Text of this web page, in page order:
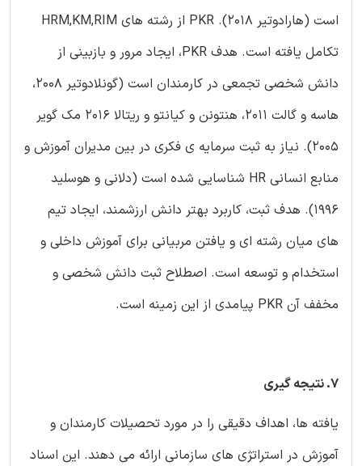
است (هارادوتیر 2018). PKR از رشته های HRM,KM,RIM
تکامل یافته است. هدف PKR، ایجاد مرور و بازبینی از
دانش شخصی تجمعی در کارمندان است (گونلادوتیر 2008،
هاسه و گالت 2011، هنتونن و کیانتو و ریتالا 2016 مک گویر
2005). نیاز به ثبت سرمایه ی فکری در بین مدیران آموزش و
منابع انسانی HR شناسایی شده است (دلانی و هوسلید
1996). هدف ثبت، کاربرد بهتر دانش ارزشمند، ایجاد تیم
های میان رشته ای و یافتن مربیانی برای آموزش داخلی و
استخدام و توسعه است. اصطلاح ثبت دانش شخصی و
مخفف آن PKR پیامدی از این زمینه است.
7. نتیجه گیری
یافته ها، اهداف دقیقی را در مورد تحصیلات کارمندان و
آموزش در استراتژی های سازمانی ارائه می دهند. این اسناد